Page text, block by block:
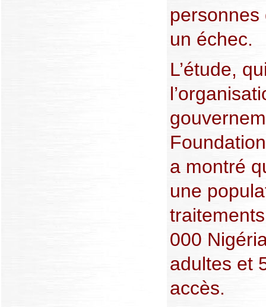
personnes
un échec.
L’étude,
a montré
une
000
adultes et
accès.